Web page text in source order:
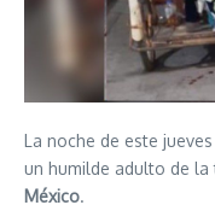
La noche de este
un humilde adulto de la
México.